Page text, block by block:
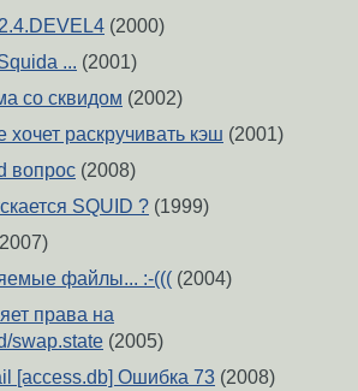
(2000)
... (2001)
со сквидом (2002)
хочет раскручивать кэш (2001)
вопрос (2008)
SQUID ? (1999)
файлы... :-((( (2004)
права на
swap.state (2005)
[access.db] Ошибка 73 (2008)